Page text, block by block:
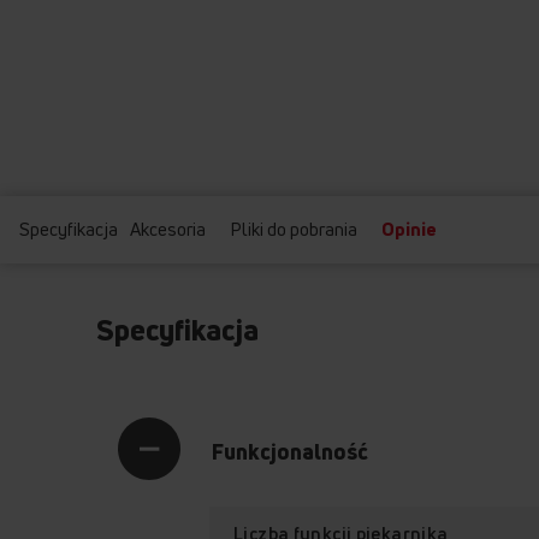
Specyfikacja Akcesoria Pliki do pobrania Opinie
Specyfikacja
Funkcjonalność
Liczba funkcji piekarnika